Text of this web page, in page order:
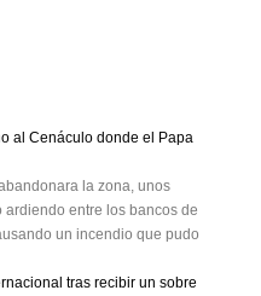
al Cenáculo donde el Papa
la zona, unos
entre los bancos de
un incendio que pudo
tras recibir un sobre